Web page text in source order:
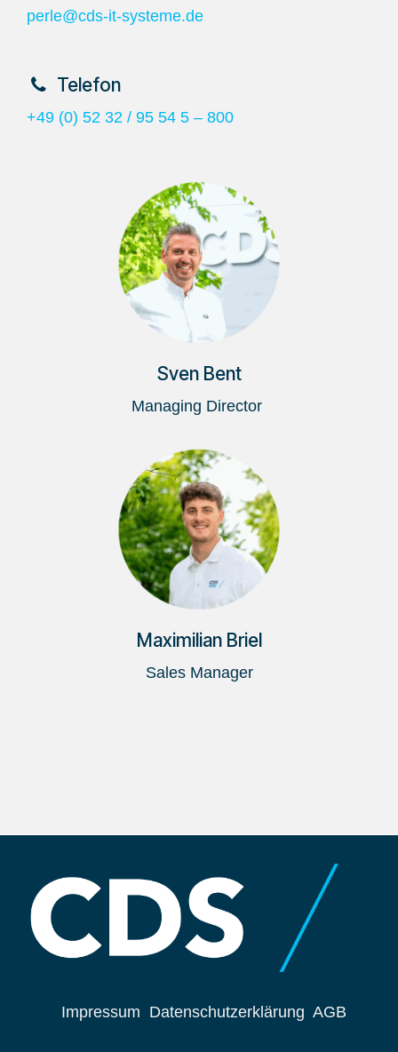
perle@cds-it-systeme.de
​Telefon
+49 (0) 52 32 / 95 54 5 – 800
Sven Bent
Managing Director
Maximilian Briel
Sales Manager
Impressum Datenschutzerklärung AGB